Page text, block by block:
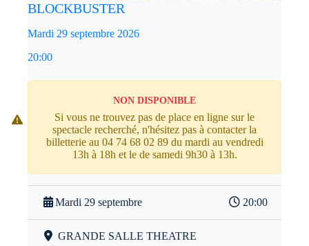
BLOCKBUSTER
Mardi 29 septembre 2026
20:00
NON DISPONIBLE
Si vous ne trouvez pas de place en ligne sur le
spectacle recherché, n'hésitez pas à contacter la
billetterie au 04 74 68 02 89 du mardi au vendredi
13h à 18h et le de samedi 9h30 à 13h.
Mardi 29 septembre 20:00
GRANDE SALLE THEATRE